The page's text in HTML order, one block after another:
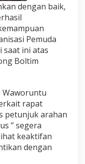
dengan baik,
Pemuda
saat ini atas
Boltim
Waworuntu
rapat
petunjuk arahan
” segera
keaktifan
dengan